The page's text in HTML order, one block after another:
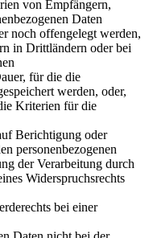
von Empfängern,
Daten
noch offengelegt werden,
in Drittländern oder bei
für die die
werden, oder,
Kriterien für die
Berichtigung oder
personenbezogenen
der Verarbeitung durch
Widerspruchsrechts
bei einer